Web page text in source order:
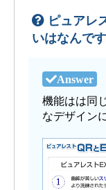
ピュアレ
いはなんで
機能はは同
なデザイン